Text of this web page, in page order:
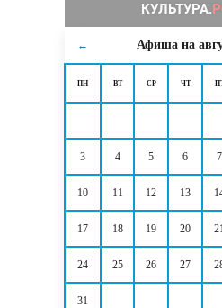
← Афиша на
ПН ВТ СР ЧТ
3 4 5 6 7
10 11 12 13
17 18 19 20 21
24 25 26 27
31